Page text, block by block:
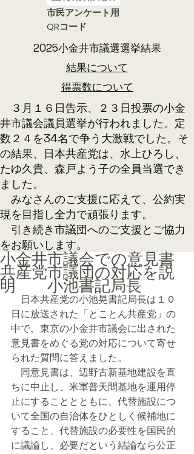
市民アンケート用
QRコード
2025小金井市議選選挙結果
結果について
​得票数について
​ ３月１６日告示、２３日投票の小金
井市議会議員選挙が行われました。定
数２４を34名で争う大激戦でした。そ
の結果、日本共産党は、水上ひろし、
たゆ久貴、森戸よう子の全員当選でき
ました。
みなさんのご支援に応えて、公約実
現を目指し全力で頑張ります。
​ 引き続き市議団へのご支援とご協力
をお願いします。​
小金井市議会での意見書
共産党市議団の対応を説
明 小池書記局長
日本共産党の小池晃書記局長は１０
日に放送された「とことん共産党」の
中で、東京の小金井市議会に出された
意見書をめぐる党の対応について寄せ
られた質問に答えました。
同意見書は、辺野古新基地建設を直
ちに中止し、米軍普天間基地を運用停
止にすることとともに、代替施設につ
いて全国の自治体をひとしく候補地に
すること、代替施設の必要性を国民的
に議論し、必要だという結論なら公正